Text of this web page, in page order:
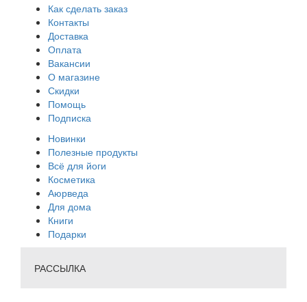
Как сделать заказ
Контакты
Доставка
Оплата
Вакансии
О магазине
Скидки
Помощь
Подписка
Новинки
Полезные продукты
Всё для йоги
Косметика
Аюрведа
Для дома
Книги
Подарки
РАССЫЛКА